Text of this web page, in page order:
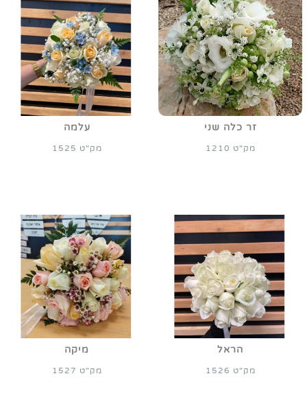
זר כלה שני
מק"ט 1210
עלמה
מק"ט 1525
הראל
מק"ט 1526
מיקה
מק"ט 1527